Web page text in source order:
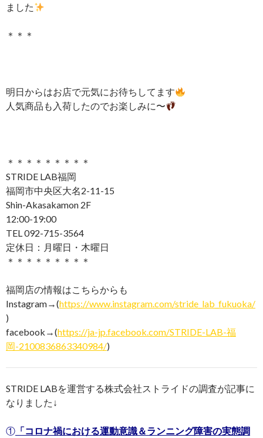
ました
＊＊＊
明日からはお店で元気にお待ちしてます
人気商品も入荷したのでお楽しみに〜
＊＊＊＊＊＊＊＊＊
STRIDE LAB福岡
福岡市中央区大名2-11-15
Shin-Akasakamon 2F
12:00-19:00
TEL 092-715-3564
定休日：月曜日・木曜日
＊＊＊＊＊＊＊＊＊
福岡店の情報はこちらからも
Instagram→(https://www.instagram.com/stride_lab_fukuoka/
)
facebook→(https://ja-jp.facebook.com/STRIDE-LAB-福
岡-2100836863340984/)
STRIDE LABを運営する株式会社ストライドの調査が記事に
なりました↓
① 「コロナ禍における運動意識＆ランニング障害の実態調